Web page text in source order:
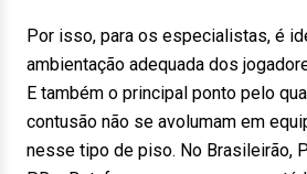
Por isso, para os especialistas, é
ambientação adequada dos
E também o principal ponto pelo
contusão não se avolumam em
nesse tipo de piso. No Brasileirão,